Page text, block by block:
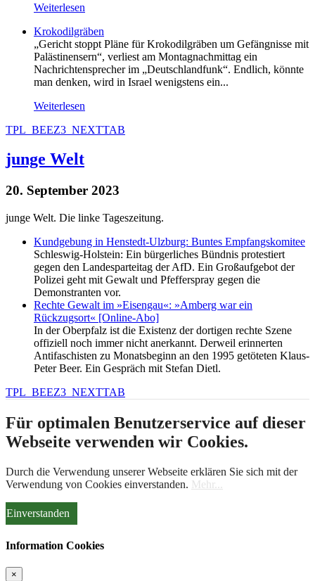
Weiterlesen
Krokodilgräben
„Gericht stoppt Pläne für Krokodilgräben um Gefängnisse mit
Palästinensern“, verliest am Montagnachmittag ein
Nachrichtensprecher im „Deutschlandfunk“. Endlich, könnte
man denken, wird in Israel wenigstens ein...
Weiterlesen
TPL_BEEZ3_NEXTTAB
junge Welt
20. September 2023
junge Welt. Die linke Tageszeitung.
Kundgebung in Henstedt-Ulzburg: Buntes Empfangskomitee
Schleswig-Holstein: Ein bürgerliches Bündnis protestiert
gegen den Landesparteitag der AfD. Ein Großaufgebot der
Polizei geht mit Gewalt und Pfefferspray gegen die
Demonstranten vor.
Rechte Gewalt im »Eisengau«: »Amberg war ein
Rückzugsort« [Online-Abo]
In der Oberpfalz ist die Existenz der dortigen rechte Szene
offiziell noch immer nicht anerkannt. Derweil erinnerten
Antifaschisten zu Monatsbeginn an den 1995 getöteten Klaus-
Peter Beer. Ein Gespräch mit Stefan Dietl.
TPL_BEEZ3_NEXTTAB
Für optimalen Benutzerservice auf dieser
Webseite verwenden wir Cookies.
Durch die Verwendung unserer Webseite erklären Sie sich mit der
Verwendung von Cookies einverstanden. Mehr...
Einverstanden
Information Cookies
×